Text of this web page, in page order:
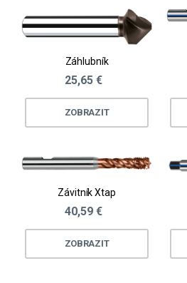
Záhlubník
25,65 €
ZOBRAZIT
Závitník Xtap
40,59 €
ZOBRAZIT